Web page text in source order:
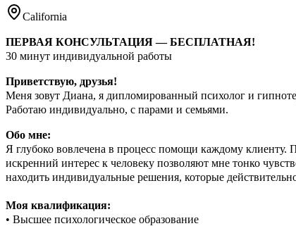
California
ПЕРВАЯ КОНСУЛЬТАЦИЯ — БЕСПЛАТНАЯ!
30 минут индивидуальной работы
Приветствую, друзья!
Меня зовут Диана, я дипломированный психолог и
Работаю индивидуально, с парами и семьями.
Обо мне:
Я глубоко вовлечена в процесс помощи каждому клиенту.
искренний интерес к человеку позволяют мне тонко
находить индивидуальные решения, которые
Моя квалификация:
• Высшее психологическое образование